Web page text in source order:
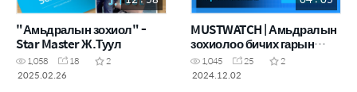
"Амьдралын зохиол" -
Star Master Ж.Туул
1,058 18
2
2025.02.26
MUSTWATCH | Амьдралын
зохиолоо бичих гарын
авлага
1,045 25
2
2024.12.02